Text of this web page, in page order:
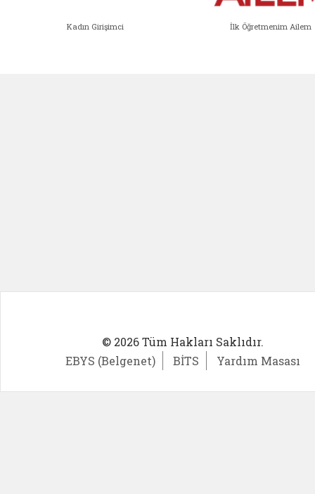
Kadın Girişimci İlk Öğretmenim Ailem
© 2026 Tüm Hakları Saklıdır.
EBYS (Belgenet)
BİTS Yardım Masası